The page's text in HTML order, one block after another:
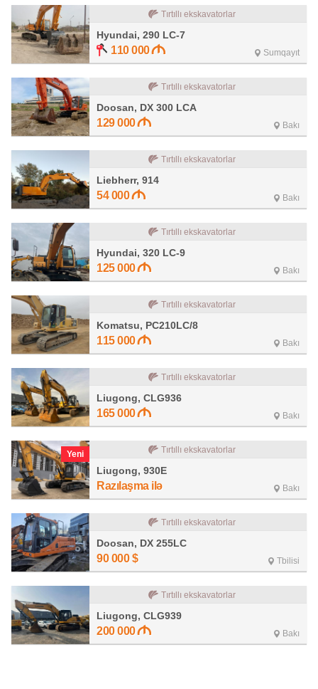
Tırtıllı ekskavatorlar
Hyundai, 290 LC-7
110 000 Sumqayıt
Tırtıllı ekskavatorlar
Doosan, DX 300 LCA
129 000 Bakı
Tırtıllı ekskavatorlar
Liebherr, 914
54 000 Bakı
Tırtıllı ekskavatorlar
Hyundai, 320 LC-9
125 000 Bakı
Tırtıllı ekskavatorlar
Komatsu, PC210LC/8
115 000 Bakı
Tırtıllı ekskavatorlar
Liugong, CLG936
165 000 Bakı
Yeni Tırtıllı ekskavatorlar
Liugong, 930E
Razılaşma ilə Bakı
Tırtıllı ekskavatorlar
Doosan, DX 255LC
90 000 $ Tbilisi
Tırtıllı ekskavatorlar
Liugong, CLG939
200 000 Bakı